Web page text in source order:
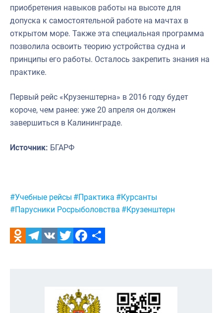
приобретения навыков работы на высоте для
допуска к самостоятельной работе на мачтах в
открытом море. Также эта специальная программа
позволила освоить теорию устройства судна и
принципы его работы. Осталось закрепить знания на
практике.
Первый рейс «Крузенштерна» в 2016 году будет
короче, чем ранее: уже 20 апреля он должен
завершиться в Калининграде.
Источник: БГАРФ
Метки:
#Учебные рейсы #Практика #Курсанты
#Парусники Росрыболовства #Крузенштерн